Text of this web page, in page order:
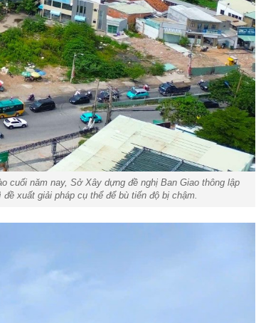
cuối năm nay, Sở Xây dựng đề nghị Ban Giao thông lập
xuất giải pháp cụ thể để bù tiến độ bị chậm.